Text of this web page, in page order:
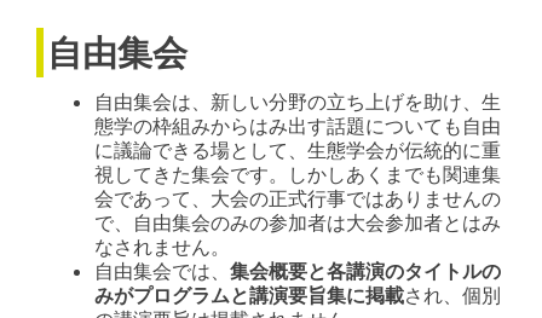
自由集会
自由集会は、新しい分野の立ち上げを助け、生
態学の枠組みからはみ出す話題についても自由
に議論できる場として、生態学会が伝統的に重
視してきた集会です。しかしあくまでも関連集
会であって、大会の正式行事ではありませんの
で、自由集会のみの参加者は大会参加者とはみ
なされません。
自由集会では、 集会概要と各講演のタイトルの
みがプログラムと講演要旨集に掲載され、個別